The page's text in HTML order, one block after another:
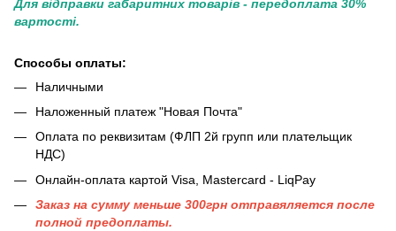
Для відправки габаритних товарів - передоплата 30%
вартості.
Способы оплаты:
Наличными
Наложенный платеж "Новая Почта"
Оплата по реквизитам (ФЛП 2й групп или плательщик
НДС)
Онлайн-оплата картой Visa, Mastercard - LiqPay
Заказ на сумму меньше 300грн отправяляется после
полной предоплаты.